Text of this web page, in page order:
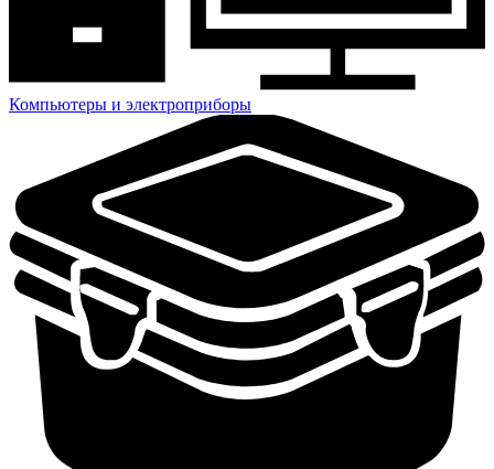
Компьютеры и электроприборы